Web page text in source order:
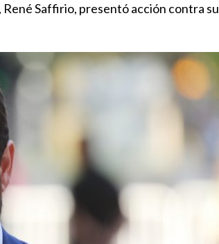
Saffirio, presentó acción contra su